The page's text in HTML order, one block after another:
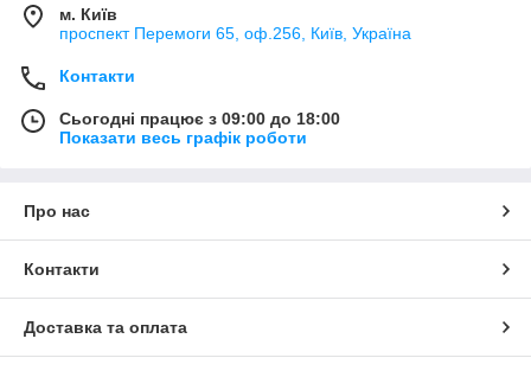
м. Київ
проспект Перемоги 65, оф.256, Київ, Україна
Контакти
Сьогодні працює з 09:00 до 18:00
Показати весь графік роботи
Про нас
Контакти
Доставка та оплата